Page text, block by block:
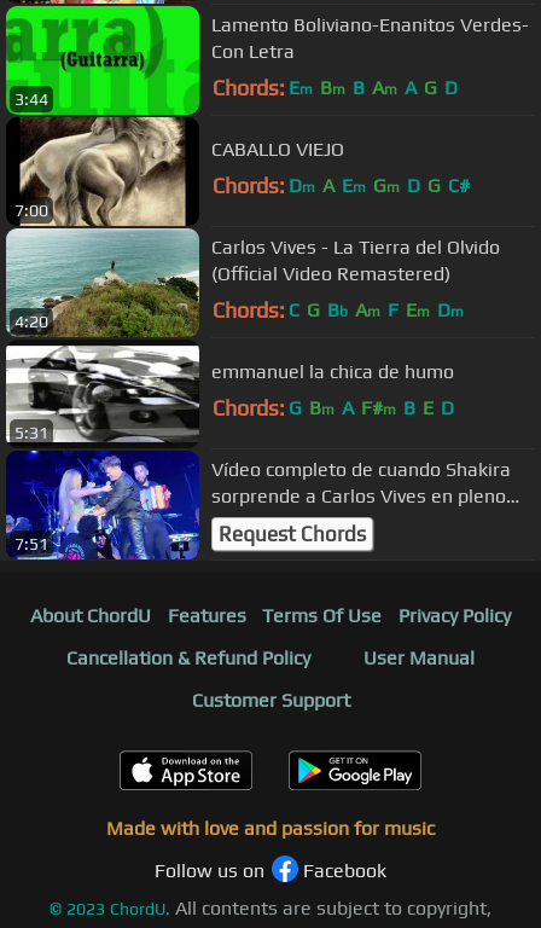
3:44
Lamento Boliviano-Enanitos Verdes-
Con Letra
Chords: Em Bm B Am A G D
7:00
CABALLO VIEJO
Chords: Dm A Em Gm D G C#
4:20
Carlos Vives - La Tierra del Olvido
(Official Video Remastered)
Chords: C G Bb Am F Em Dm
5:31
emmanuel la chica de humo
Chords: G Bm A F#m B E D
7:51
Vídeo completo de cuando Shakira
sorprende a Carlos Vives en pleno
concierto -Miami Tour de 30 años
Request Chords
About ChordU Features Terms Of Use
Privacy Policy
Cancellation & Refund Policy
User Manual
Customer Support
Made with love and passion for music
Follow us on
Facebook
© 2023 ChordU. All contents are subject to copyright,